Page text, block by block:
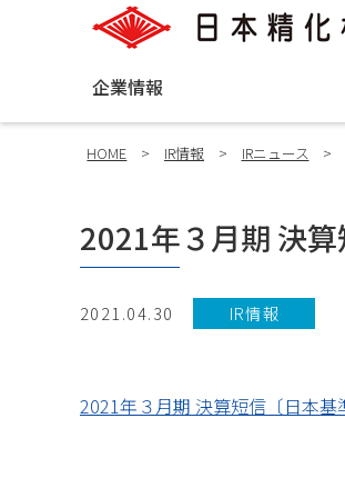
企業情報
HOME > IR情報 > IRニュース >
2021年３月期 決算
2021.04.30 IR情報
2021年３月期 決算短信〔日本基